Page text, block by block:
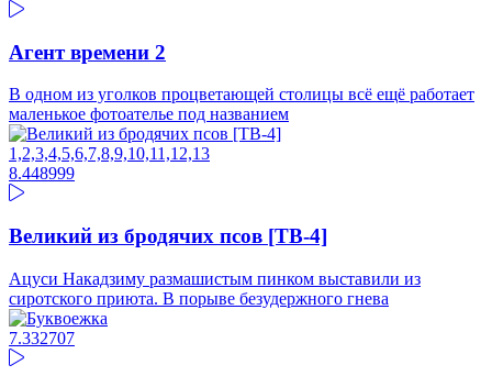
Агент времени 2
В одном из уголков процветающей столицы всё ещё работает
маленькое фотоателье под названием
1,2,3,4,5,6,7,8,9,10,11,12,13
8.448999
Великий из бродячих псов [ТВ-4]
Ацуси Накадзиму размашистым пинком выставили из
сиротского приюта. В порыве безудержного гнева
7.332707